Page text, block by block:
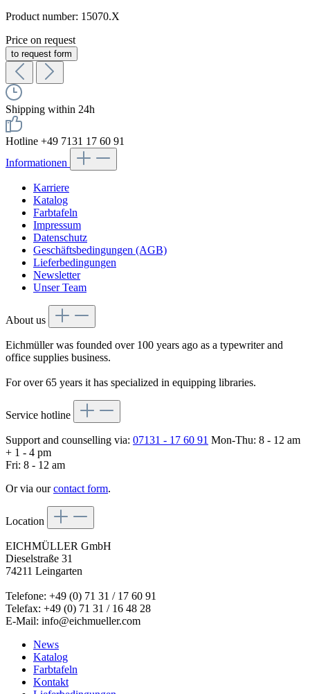
Product number: 15070.X
Price on request
to request form
Shipping within 24h
Hotline +49 7131 17 60 91
Informationen
Karriere
Katalog
Farbtafeln
Impressum
Datenschutz
Geschäftsbedingungen (AGB)
Lieferbedingungen
Newsletter
Unser Team
About us
Eichmüller was founded over 100 years ago as a typewriter and
office supplies business.
For over 65 years it has specialized in equipping libraries.
Service hotline
Support and counselling via: 07131 - 17 60 91 Mon-Thu: 8 - 12 am
+ 1 - 4 pm
Fri: 8 - 12 am
Or via ourcontact form.
Location
EICHMÜLLER GmbH
Dieselstraße 31
74211 Leingarten
Telefone: +49 (0) 71 31 / 17 60 91
Telefax: +49 (0) 71 31 / 16 48 28
E-Mail: info@eichmueller.com
News
Katalog
Farbtafeln
Kontakt